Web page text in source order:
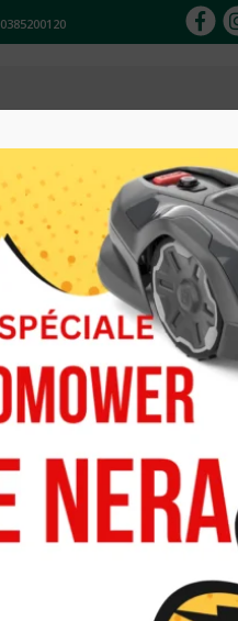
0385200120
Occasions
Avec cette
d’enfant grâce à
plateau de coupe.
vitesses – finition,